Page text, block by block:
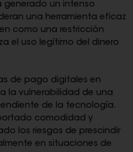
generado un intenso
una herramienta eficaz
como una restricción
el uso legítimo del dinero
de pago digitales en
la vulnerabilidad de una
de la tecnología.
comodidad y
los riesgos de prescindir
en situaciones de